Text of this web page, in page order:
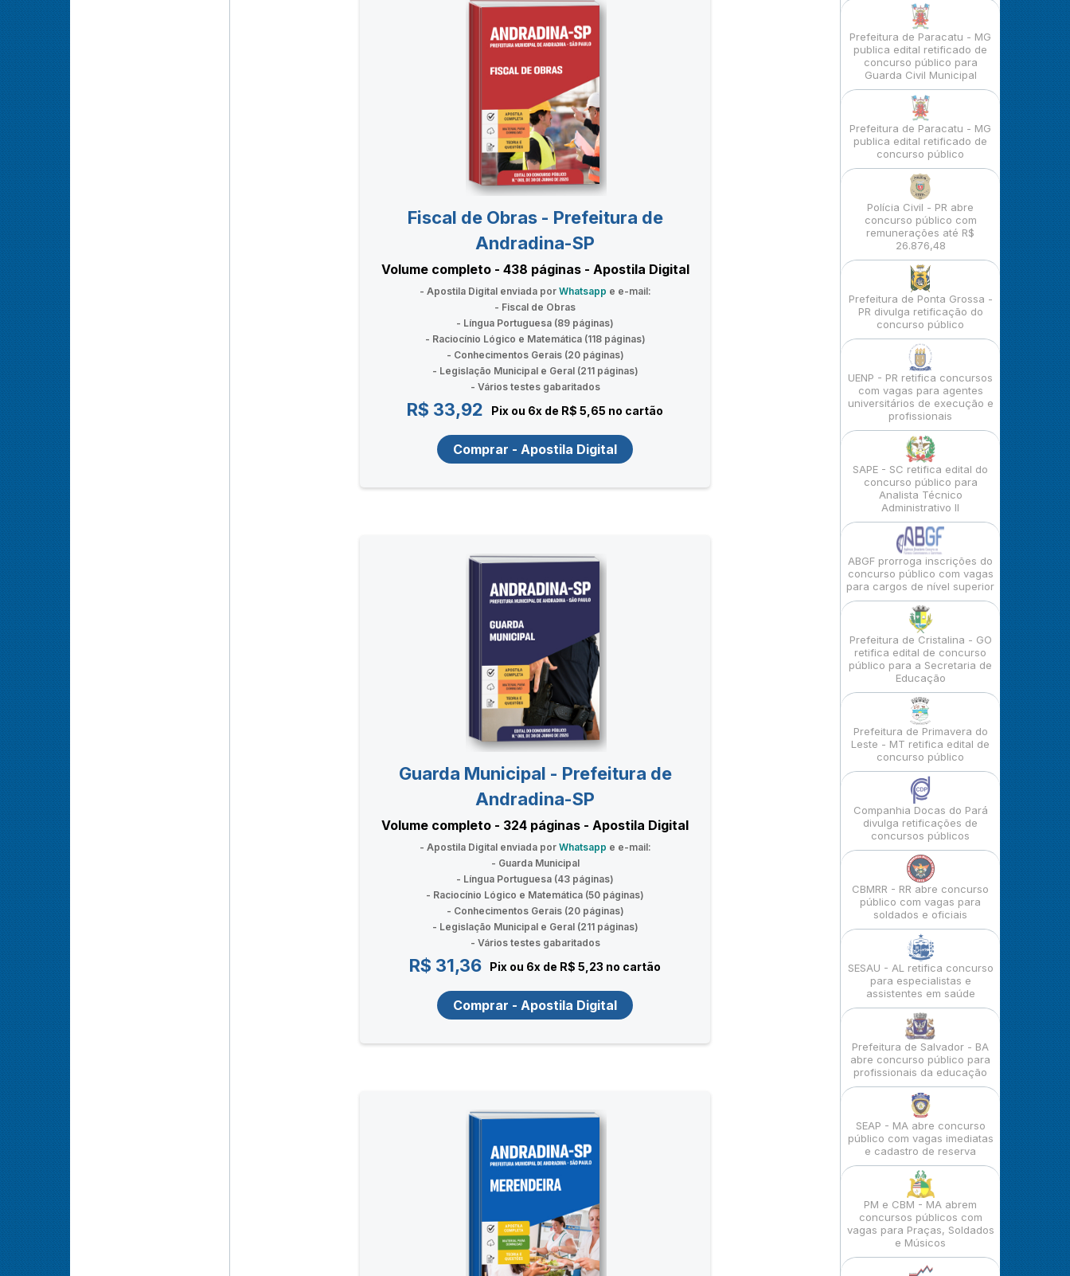
Fiscal de Obras - Prefeitura de
Andradina-SP
Volume completo - 438 páginas - Apostila Digital
- Apostila Digital enviada por Whatsapp e e-mail:
- Fiscal de Obras
- Língua Portuguesa (89 páginas)
- Raciocínio Lógico e Matemática (118 páginas)
- Conhecimentos Gerais (20 páginas)
- Legislação Municipal e Geral (211 páginas)
- Vários testes gabaritados
R$ 33,92 Pix ou 6x de R$ 5,65 no cartão
Comprar - Apostila Digital
Guarda Municipal - Prefeitura de
Andradina-SP
Volume completo - 324 páginas - Apostila Digital
- Apostila Digital enviada por Whatsapp e e-mail:
- Guarda Municipal
- Língua Portuguesa (43 páginas)
- Raciocínio Lógico e Matemática (50 páginas)
- Conhecimentos Gerais (20 páginas)
- Legislação Municipal e Geral (211 páginas)
- Vários testes gabaritados
R$ 31,36 Pix ou 6x de R$ 5,23 no cartão
Comprar - Apostila Digital
Prefeitura de Paracatu - MG
publica edital retificado de
concurso público para
Guarda Civil Municipal
Prefeitura de Paracatu - MG
publica edital retificado de
concurso público
Polícia Civil - PR abre
concurso público com
remunerações até R$
26.876,48
Prefeitura de Ponta Grossa -
PR divulga retificação do
concurso público
UENP - PR retifica concursos
com vagas para agentes
universitários de execução e
profissionais
SAPE - SC retifica edital do
concurso público para
Analista Técnico
Administrativo II
ABGF prorroga inscrições do
concurso público com vagas
para cargos de nível superior
Prefeitura de Cristalina - GO
retifica edital de concurso
público para a Secretaria de
Educação
Prefeitura de Primavera do
Leste - MT retifica edital de
concurso público
Companhia Docas do Pará
divulga retificações de
concursos públicos
CBMRR - RR abre concurso
público com vagas para
soldados e oficiais
SESAU - AL retifica concurso
para especialistas e
assistentes em saúde
Prefeitura de Salvador - BA
abre concurso público para
profissionais da educação
SEAP - MA abre concurso
público com vagas imediatas
e cadastro de reserva
PM e CBM - MA abrem
concursos públicos com
vagas para Praças, Soldados
e Músicos